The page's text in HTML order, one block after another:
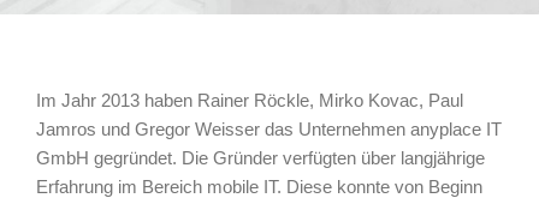
Im Jahr 2013 haben Rainer Röckle, Mirko Kovac, Paul
Jamros und Gregor Weisser das Unternehmen anyplace IT
GmbH gegründet. Die Gründer verfügten über langjährige
Erfahrung im Bereich mobile IT. Diese konnte von Beginn